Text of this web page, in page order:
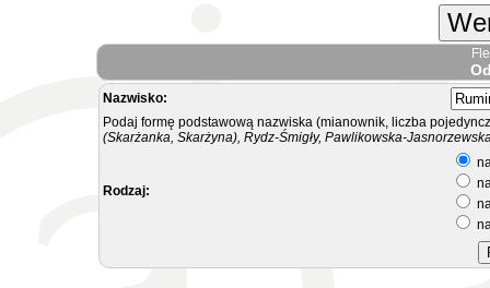
Nazwisko:
Podaj formę podstawową nazwiska (mianownik, liczba
(Skarżanka, Skarżyna), Rydz-Śmigły, Pawlikowska-
Rodzaj: